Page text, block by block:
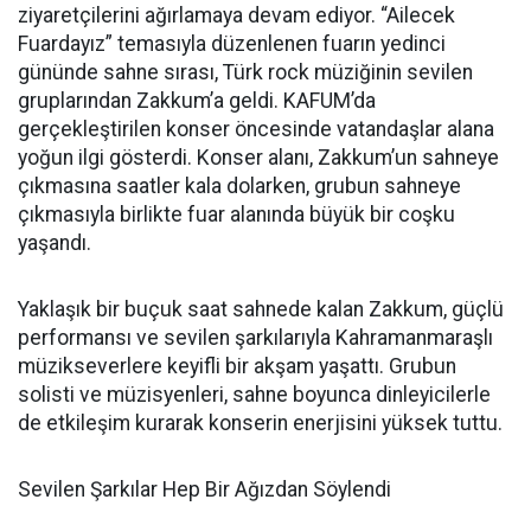
ziyaretçilerini ağırlamaya devam ediyor. “Ailecek
Fuardayız” temasıyla düzenlenen fuarın yedinci
gününde sahne sırası, Türk rock müziğinin sevilen
gruplarından Zakkum’a geldi. KAFUM’da
gerçekleştirilen konser öncesinde vatandaşlar alana
yoğun ilgi gösterdi. Konser alanı, Zakkum’un sahneye
çıkmasına saatler kala dolarken, grubun sahneye
çıkmasıyla birlikte fuar alanında büyük bir coşku
yaşandı.
Yaklaşık bir buçuk saat sahnede kalan Zakkum, güçlü
performansı ve sevilen şarkılarıyla Kahramanmaraşlı
müzikseverlere keyifli bir akşam yaşattı. Grubun
solisti ve müzisyenleri, sahne boyunca dinleyicilerle
de etkileşim kurarak konserin enerjisini yüksek tuttu.
Sevilen Şarkılar Hep Bir Ağızdan Söylendi